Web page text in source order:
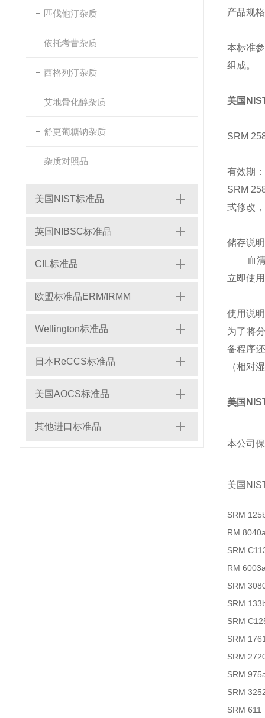
匹伐他汀杂质
依托考昔杂质
西格列汀杂质
艾地骨化醇杂质
舒更葡糖钠杂质
杂质对照品
美国NIST标准品
英国NIBSC标准品
CIL标准品
欧盟标准品ERM/IRMM
Wellington标准品
日本ReCCS标准品
美国AOCS标准品
其他进口标准品
产品规
本标准
组成。
美国
SRM
有效期：
SRM
式修改
储存说
血清冻
立即使
使用说
为了将
备程序
（相对
美国
本公司
美国
SRM
RM
SRM
RM
SRM
SRM
SRM
SRM
SRM
SRM
SRM
SRM 611